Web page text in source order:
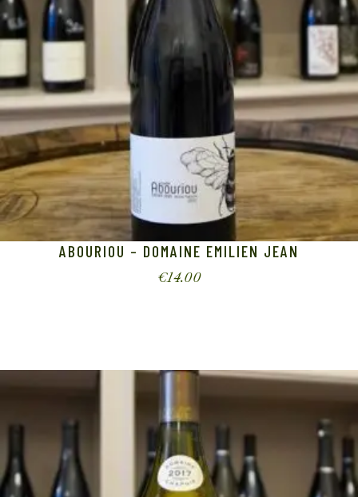
ABOURIOU – DOMAINE EMILIEN JEAN
€14.00